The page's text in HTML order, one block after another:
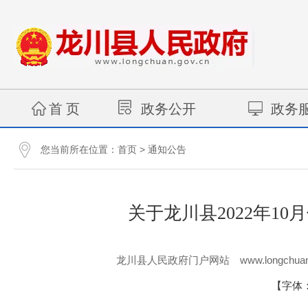
首 页 政务公开 政务
您当前所在位置： 首页 > 通知公告
关于龙川县2022年10
龙川县人民政府门户网站
【字体